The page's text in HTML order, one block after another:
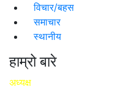
विचार/बहस
समाचार
स्थानीय
हाम्रो बारे
अध्यक्ष